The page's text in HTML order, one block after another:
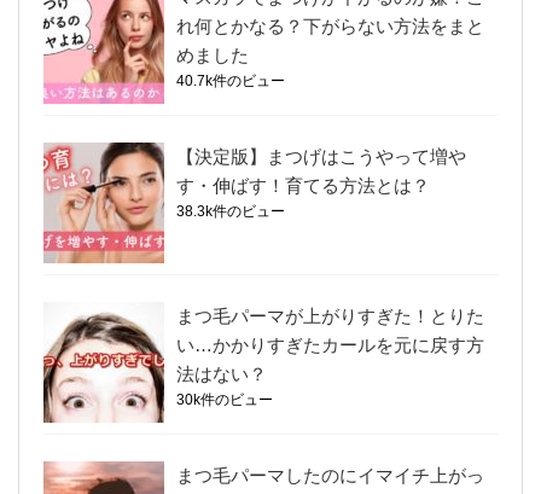
れ何とかなる？下がらない方法をまと
めました
40.7k件のビュー
【決定版】まつげはこうやって増や
す・伸ばす！育てる方法とは？
38.3k件のビュー
まつ毛パーマが上がりすぎた！とりた
い…かかりすぎたカールを元に戻す方
法はない？
30k件のビュー
まつ毛パーマしたのにイマイチ上がっ